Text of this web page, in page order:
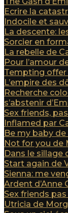
Ecrire la
Indocile et
La descente:
Sorcier en
La rebelle de
Pour l’amour
Tempting offer
L’empire des
Recherche
s’abstenir
Sex friends,
Inflamed par
Be my baby
Not for you de
Dans le sillage
Start again de
Sienna: me
Ardent d’Anne
Sex friends
Utricia de